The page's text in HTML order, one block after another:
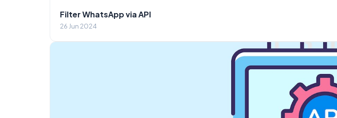
Filter WhatsApp via API
26 Jun 2024